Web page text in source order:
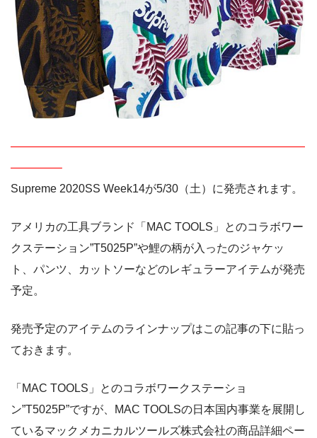
——————————————————————————
————–
Supreme 2020SS Week14が5/30（土）に発売されます。
アメリカの工具ブランド「MAC TOOLS」とのコラボワー
クステーション”T5025P”や鯉の柄が入ったのジャケッ
ト、パンツ、カットソーなどのレギュラーアイテムが発売
予定。
発売予定のアイテムのラインナップはこの記事の下に貼っ
ておきます。
「MAC TOOLS」とのコラボワークステーショ
ン”T5025P”ですが、MAC TOOLSの日本国内事業を展開し
ているマックメカニカルツールズ株式会社の商品詳細ペー